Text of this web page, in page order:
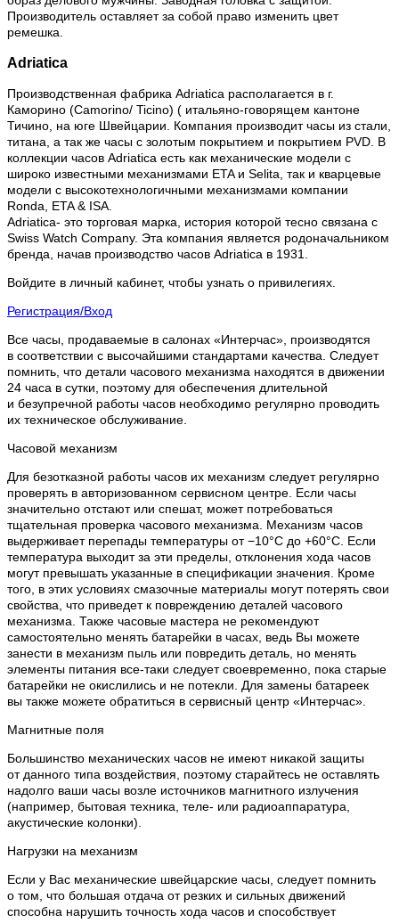
Производитель оставляет за собой право изменить цвет
ремешка.
Adriatica
Производственная фабрика Adriatica располагается в г.
Каморино (Camorino/ Ticino) ( итальяно-говорящем кантоне
Тичино, на юге Швейцарии. Компания производит часы из стали,
титана, а так же часы с золотым покрытием и покрытием PVD. В
коллекции часов Adriatica есть как механические модели с
широко известными механизмами ETA и Selita, так и кварцевые
модели с высокотехнологичными механизмами компании
Ronda, ETA & ISA.
Adriatica- это торговая марка, история которой тесно связана с
Swiss Watch Company. Эта компания является родоначальником
бренда, начав производство часов Adriatica в 1931.
Войдите в личный кабинет, чтобы узнать о привилегиях.
Регистрация/Вход
Все часы, продаваемые в салонах «Интерчас», производятся
в соответствии с высочайшими стандартами качества. Следует
помнить, что детали часового механизма находятся в движении
24 часа в сутки, поэтому для обеспечения длительной
и безупречной работы часов необходимо регулярно проводить
их техническое обслуживание.
Часовой механизм
Для безотказной работы часов их механизм следует регулярно
проверять в авторизованном сервисном центре. Если часы
значительно отстают или спешат, может потребоваться
тщательная проверка часового механизма. Механизм часов
выдерживает перепады температуры от −10°C до +60°C. Если
температура выходит за эти пределы, отклонения хода часов
могут превышать указанные в спецификации значения. Кроме
того, в этих условиях смазочные материалы могут потерять свои
свойства, что приведет к повреждению деталей часового
механизма. Также часовые мастера не рекомендуют
самостоятельно менять батарейки в часах, ведь Вы можете
занести в механизм пыль или повредить деталь, но менять
элементы питания все-таки следует своевременно, пока старые
батарейки не окислились и не потекли. Для замены батареек
вы также можете обратиться в сервисный центр «Интерчас».
Магнитные поля
Большинство механических часов не имеют никакой защиты
от данного типа воздействия, поэтому старайтесь не оставлять
надолго ваши часы возле источников магнитного излучения
(например, бытовая техника, теле- или радиоаппаратура,
акустические колонки).
Нагрузки на механизм
Если у Вас механические швейцарские часы, следует помнить
о том, что большая отдача от резких и сильных движений
способна нарушить точность хода часов и способствует